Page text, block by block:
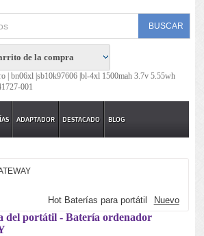
de la compra
|bn06xl |sb10k97606 |bl-4xl 1500mah 3.7v 5.55wh
001
ADAPTADOR DESTACADO BLOG
Hot Baterías para portátil Nuevo
del portátil - Batería ordenador